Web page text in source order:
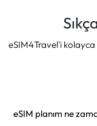
eSIM4Travel'i kolayca
eSIM planım ne